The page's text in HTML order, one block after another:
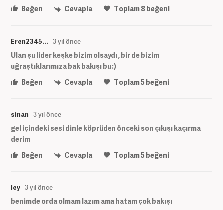
Beğen
Cevapla Toplam8beğeni
Eren2345... 3 yıl önce
Ulan şu lider keşke bizim olsaydı , bir de bizim
uğraştıklarımıza bak bakışı bu :)
Beğen
Cevapla Toplam5beğeni
sinan 3 yıl önce
gel içindeki sesi dinle köprüden önceki son çıkışı kaçırma
derim
Beğen
Cevapla Toplam5beğeni
ley 3 yıl önce
benimde orda olmam lazım ama hatam çok bakışı